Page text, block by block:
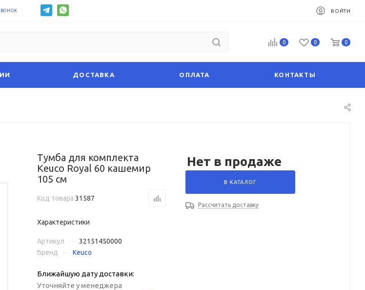
ВОЙТИ
0 0 0
ДОСТАВКА ОПЛАТА КОНТАКТЫ
Тумба для комплекта
Keuco Royal 60 кашемир
105 см
Код товара 31587
Характеристики
Артикул
32151450000
Бренд
Keuco
Ближайшую дату доставки:
Уточняйте у менеджера
Нет в продаже
В КАТАЛОГ
Рассчитать доставку